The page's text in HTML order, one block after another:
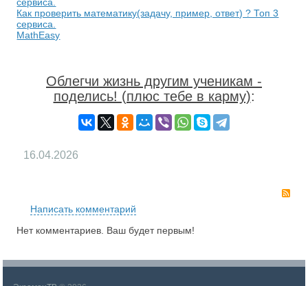
Как проверить математику(задачу, пример, ответ) ? Топ 3
сервиса.
MathEasy
Облегчи жизнь другим ученикам -
поделись! (плюс тебе в карму):
16.04.2026
Написать комментарий
Нет комментариев. Ваш будет первым!